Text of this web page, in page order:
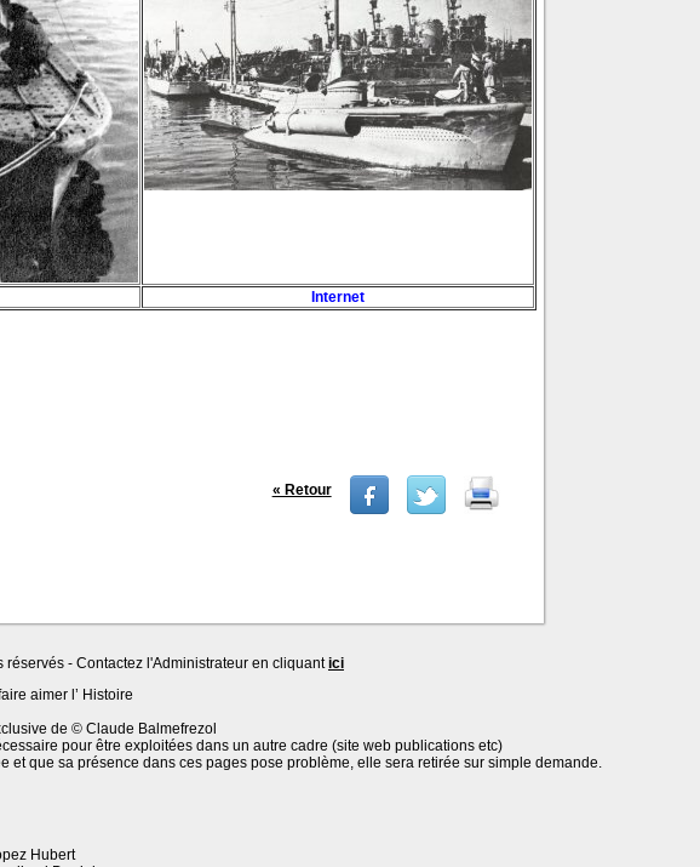
Internet
« Retour
- Contactez l'Administrateur en cliquantici
aimer l’ Histoire
de © Claude Balmefrezol
pour être exploitées dans un autre cadre (site web publications etc)
que sa présence dans ces pages pose problème, elle sera retirée sur simple demande.
Hubert